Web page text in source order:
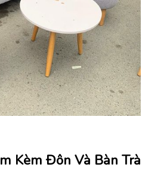
Kèm Đôn Và Bàn Trà